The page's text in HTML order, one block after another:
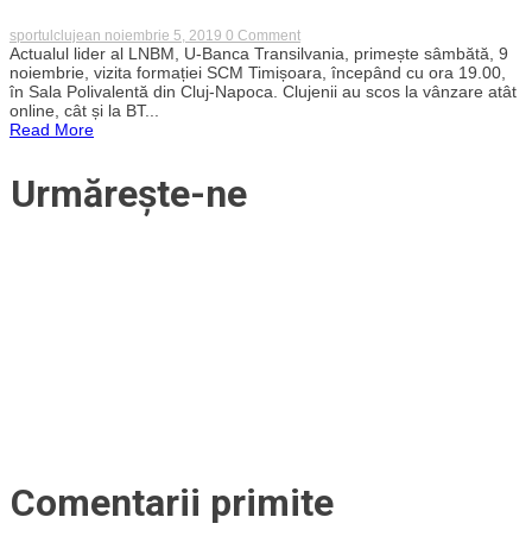
sportulclujean noiembrie 5, 2019 0 Commenton
U-
BT
Cluj
a
Actualul lider al LNBM, U-Banca Transilvania, primește sâmbătă, 9
noiembrie, vizita formației SCM Timișoara, începând cu ora 19.00,
în Sala Polivalentă din Cluj-Napoca. Clujenii au scos la vânzare atât
online, cât și la BT...
Read More
Urmărește-ne
Comentarii primite